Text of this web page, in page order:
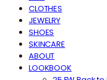
CLOTHES
JEWELRY
SHOES
SKINCARE
ABOUT
LOOKBOOK